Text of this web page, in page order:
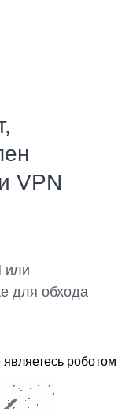
VPN
или
для обхода
роботом